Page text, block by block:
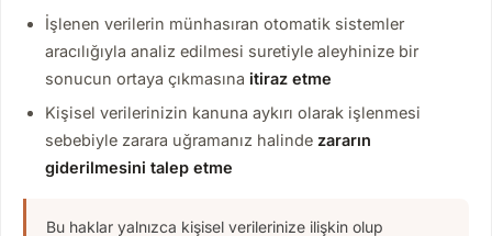
İşlenen verilerin münhasıran otomatik sistemler
aracılığıyla analiz edilmesi suretiyle aleyhinize bir
sonucun ortaya çıkmasına itiraz etme
Kişisel verilerinizin kanuna aykırı olarak işlenmesi
sebebiyle zarara uğramanız halinde zararın
giderilmesini talep etme
Bu haklar yalnızca kişisel verilerinize ilişkin olup